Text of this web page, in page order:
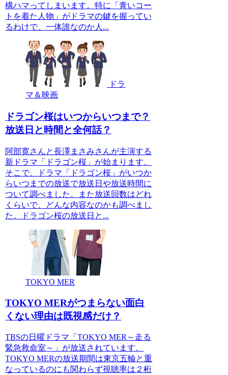
構ハマってしまいます。特に「青いコー
トを着た人物」がドラマの鍵を握ってい
るわけで、一体誰なのか人...
ドラ
マ＆映画
ドラゴン桜はいつからいつまで？
放送日と時間と全何話？
阿部寛さんと長澤まさみさんが主演する
新ドラマ「ドラゴン桜」が始まります。
そこで、ドラマ「ドラゴン桜」がいつか
らいつまでの放送で放送日や放送時間に
ついて調べました。また放送回数はどれ
くらいで、どんな内容なのかも調べまし
た。ドラゴン桜の放送日と...
TOKYO MER
TOKYO MERがつまらない面白
くない理由は既視感だけ？
TBSの日曜ドラマ「TOKYO MER～走る
緊急救命室～」が放送されています。
TOKYO MERの放送期間は東京五輪と重
なっているのにも関わらず視聴率は２桁